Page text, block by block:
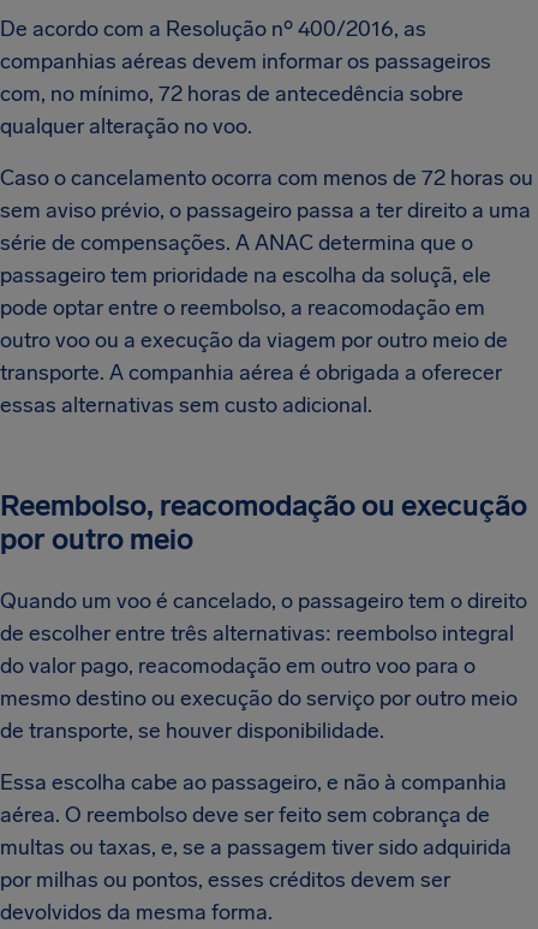
De acordo com a Resolução nº 400/2016, as
companhias aéreas devem informar os passageiros
com, no mínimo, 72 horas de antecedência sobre
qualquer alteração no voo.
Caso o cancelamento ocorra com menos de 72 horas ou
sem aviso prévio, o passageiro passa a ter direito a uma
série de compensações. A ANAC determina que o
passageiro tem prioridade na escolha da soluçã, ele
pode optar entre o reembolso, a reacomodação em
outro voo ou a execução da viagem por outro meio de
transporte. A companhia aérea é obrigada a oferecer
essas alternativas sem custo adicional.
Reembolso, reacomodação ou execução
por outro meio
Quando um voo é cancelado, o passageiro tem o direito
de escolher entre três alternativas: reembolso integral
do valor pago, reacomodação em outro voo para o
mesmo destino ou execução do serviço por outro meio
de transporte, se houver disponibilidade.
Essa escolha cabe ao passageiro, e não à companhia
aérea. O reembolso deve ser feito sem cobrança de
multas ou taxas, e, se a passagem tiver sido adquirida
por milhas ou pontos, esses créditos devem ser
devolvidos da mesma forma.